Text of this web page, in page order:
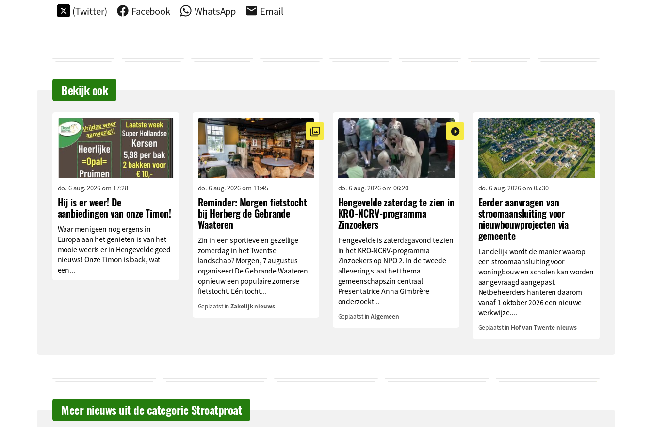
(Twitter) Facebook WhatsApp Email
Bekijk ook
do. 6 aug. 2026 om 17:28
Hij is er weer! De
aanbiedingen van onze Timon!
Waar menigeen nog ergens in
Europa aan het genieten is van het
mooie weerIs er in Hengevelde goed
nieuws! Onze Timon is back, wat
een...
do. 6 aug. 2026 om 11:45
Reminder: Morgen fietstocht
bij Herberg de Gebrande
Waateren
Zin in een sportieve en gezellige
zomerdag in het Twentse
landschap? Morgen, 7 augustus
organiseert De Gebrande Waateren
opnieuw een populaire zomerse
fietstocht. Eén tocht...
Geplaatst inZakelijk nieuws
do. 6 aug. 2026 om 06:20
Hengevelde zaterdag te zien in
KRO-NCRV-programma
Zinzoekers
Hengevelde is zaterdagavond te zien
in het KRO-NCRV-programma
Zinzoekers op NPO 2. In de tweede
aflevering staat het thema
gemeenschapszin centraal.
Presentatrice Anna Gimbrère
onderzoekt...
Geplaatst inAlgemeen
do. 6 aug. 2026 om 05:30
Eerder aanvragen van
stroomaansluiting voor
nieuwbouwprojecten via
gemeente
Landelijk wordt de manier waarop
een stroomaansluiting voor
woningbouw en scholen kan worden
aangevraagd aangepast.
Netbeheerders hanteren daarom
vanaf 1 oktober 2026 een nieuwe
werkwijze....
Geplaatst in Hof van Twente nieuws
Meer nieuws uit de categorie Stroatproat